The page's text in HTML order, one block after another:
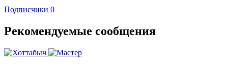
Подписчики 0
Рекомендуемые сообщения